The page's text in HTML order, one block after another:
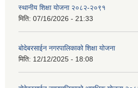
स्थानीय शिक्षा योजना २०८२-२०९१
मिति: 07/16/2026 - 21:33
बोदेबरसाईन नगरपालिकाको शिक्षा योजना
मिति: 12/12/2025 - 18:08